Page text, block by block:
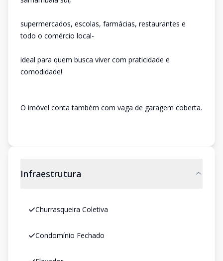
supermercados, escolas, farmácias, restaurantes e
todo o comércio local-
ideal para quem busca viver com praticidade e
comodidade!
O imóvel conta também com vaga de garagem coberta.
Infraestrutura
Churrasqueira Coletiva
Condomínio Fechado